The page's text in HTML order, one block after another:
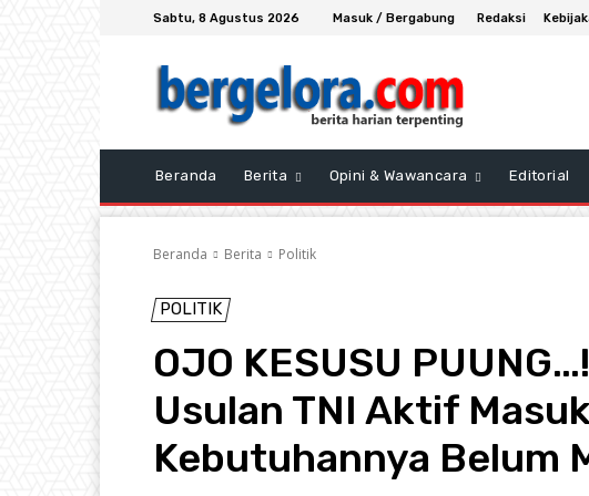
Sabtu, 8 Agustus 2026 Masuk / Bergabung Redaksi
Beranda Berita Opini & Wawancara Editorial
Beranda Berita Politik
POLITIK
OJO KESUSU
Usulan TNI Aktif
Kebutuhannya Belum